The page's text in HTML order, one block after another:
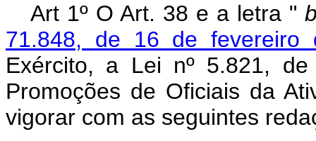
Art 1º O Art. 38 e a letra "
71.848, de 16 de fevereiro
Exército, a Lei nº 5.821,
Promoções de Oficiais da
vigorar com as seguintes